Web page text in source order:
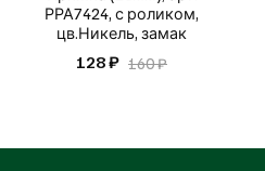
РРА7424, с роликом,
цв.Никель, замак
128 ₽ 160 ₽